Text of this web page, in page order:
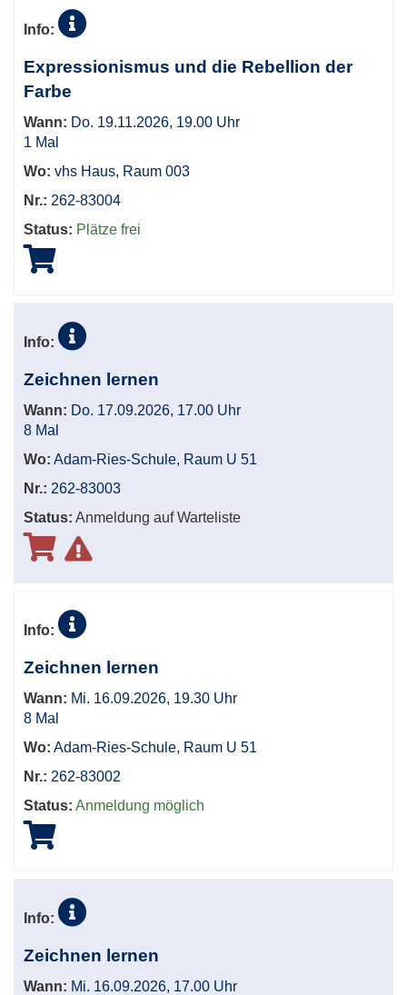
Tabellenüberschriften
können
sortiert
werden.
Info:
Expressionismus und die Rebellion der
Farbe
Wann: Do. 19.11.2026, 19.00 Uhr
1 Mal
Wo: vhs Haus, Raum 003
Nr.: 262-83004
Status: Plätze frei
Info:
Zeichnen lernen
Wann: Do. 17.09.2026, 17.00 Uhr
8 Mal
Wo: Adam-Ries-Schule, Raum U 51
Nr.: 262-83003
Status: Anmeldung auf Warteliste
Info:
Zeichnen lernen
Wann: Mi. 16.09.2026, 19.30 Uhr
8 Mal
Wo: Adam-Ries-Schule, Raum U 51
Nr.: 262-83002
Status: Anmeldung möglich
Info:
Zeichnen lernen
Wann: Mi. 16.09.2026, 17.00 Uhr